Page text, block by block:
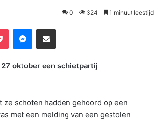
0 324 1 minuut leestijd
Messenger
Deel via E-mail
oktober een schietpartij
ze schoten hadden gehoord op een
met een melding van een gestolen